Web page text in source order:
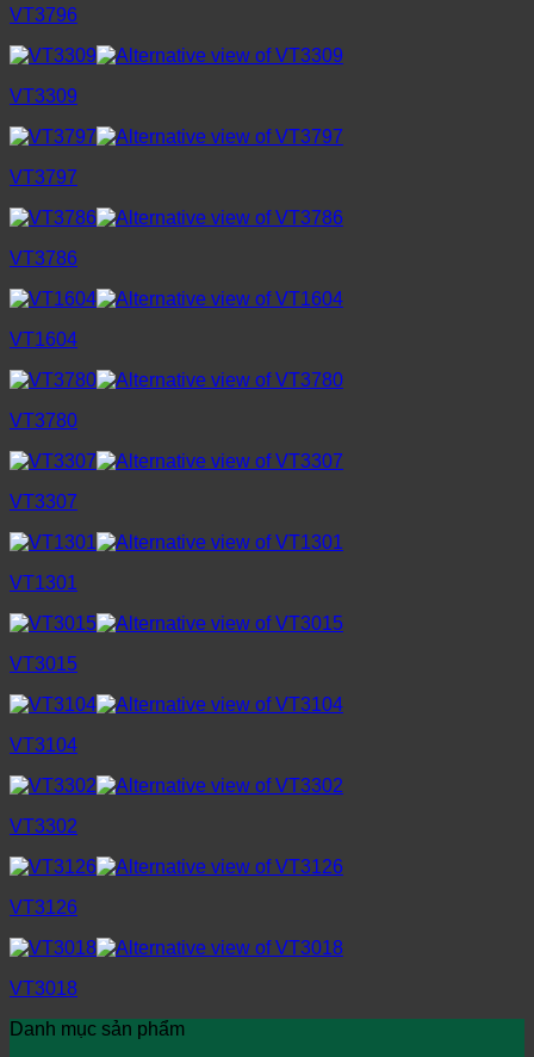
VT3796
VT3309
VT3797
VT3786
VT1604
VT3780
VT3307
VT1301
VT3015
VT3104
VT3302
VT3126
VT3018
Danh mục sản phẩm